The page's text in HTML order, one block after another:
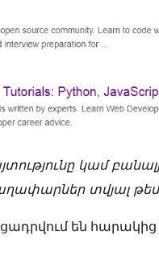
կամ
տվյալ
են